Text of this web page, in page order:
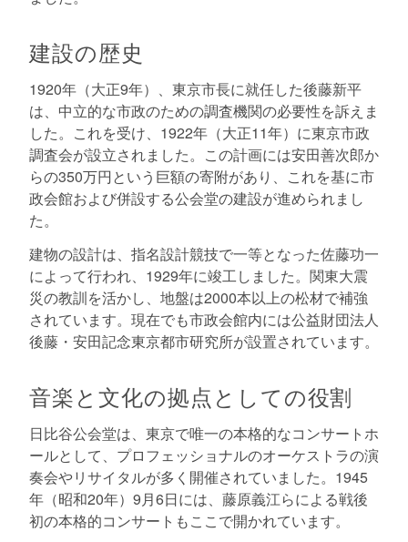
建設の歴史
1920年（大正9年）、東京市長に就任した後藤新平
は、中立的な市政のための調査機関の必要性を訴えま
した。これを受け、1922年（大正11年）に東京市政
調査会が設立されました。この計画には安田善次郎か
らの350万円という巨額の寄附があり、これを基に市
政会館および併設する公会堂の建設が進められまし
た。
建物の設計は、指名設計競技で一等となった佐藤功一
によって行われ、1929年に竣工しました。関東大震
災の教訓を活かし、地盤は2000本以上の松材で補強
されています。現在でも市政会館内には公益財団法人
後藤・安田記念東京都市研究所が設置されています。
音楽と文化の拠点としての役割
日比谷公会堂は、東京で唯一の本格的なコンサートホ
ールとして、プロフェッショナルのオーケストラの演
奏会やリサイタルが多く開催されていました。1945
年（昭和20年）9月6日には、藤原義江らによる戦後
初の本格的コンサートもここで開かれています。